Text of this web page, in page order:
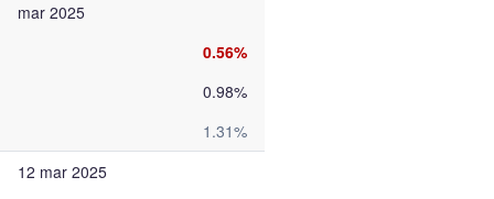
mar 2025
0.56%
0.98%
1.31%
12 mar 2025